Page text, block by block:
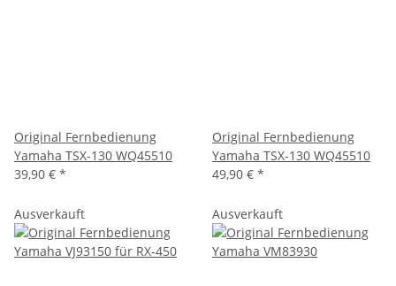
Original Fernbedienung
Yamaha TSX-130 WQ45510
39,90 € *
Original Fernbedienung
Yamaha TSX-130 WQ45510
49,90 € *
Ausverkauft Ausverkauft